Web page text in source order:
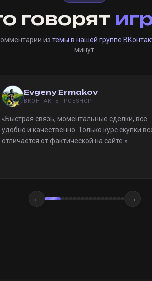
говорят
из темы в нашей группе
минут.
Evgeny Ermakov
ВКОНТАКТЕ · POESHOP
«Быстрая связь, моментальные сделки, все
удобно и качественно. Только курс скупки
отличается от фактической на сайте. »
← →